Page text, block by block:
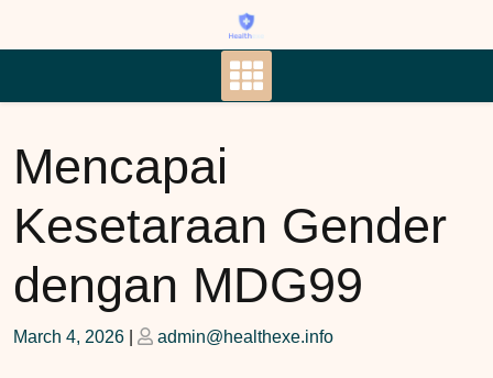
Mencapai
Kesetaraan Gender
dengan MDG99
Posted
March 4, 2026
Posted
admin@healthexe.info